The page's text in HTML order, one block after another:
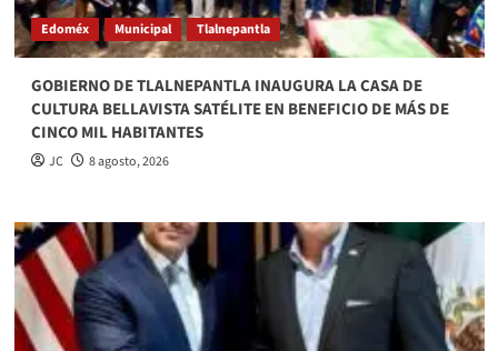
Edoméx Municipal Tlalnepantla
GOBIERNO DE TLALNEPANTLA ​INAUGURA LA CASA DE
CULTURA BELLAVISTA SATÉLITE EN BENEFICIO DE MÁS DE
CINCO MIL HABITANTES
JC 8 agosto, 2026